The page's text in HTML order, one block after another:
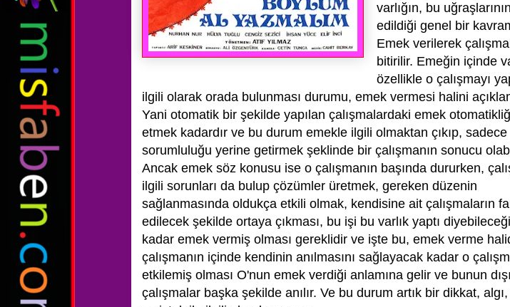
varlığın, bu
edildiği genel bir
Emek verilerek
bitirilir. Emeğin içinde
özellikle o çalışmayı
ilgili olarak orada bulunması durumu, emek vermesi halini
Yani otomatik bir şekilde yapılan çalışmalardaki emek
etmek kadardır ve bu durum emekle ilgili olmaktan çıkıp, sadece
sorumluluğu yerine getirmek şeklinde bir çalışmanın sonucu
Ancak emek söz konusu ise o çalışmanın başında dururken,
ilgili sorunları da bulup çözümler üretmek, gereken düzenin
sağlanmasında oldukça etkili olmak, kendisine ait çalışmaların
edilecek şekilde ortaya çıkması, bu işi bu varlık yaptı
kadar emek vermiş olması gereklidir ve işte bu, emek verme
çalışmanın içinde kendinin anılmasını sağlayacak kadar o
etkilemiş olması O'nun emek verdiği anlamına gelir ve bunun
çalışmalar başka şekilde anılır. Ve bu durum artık bir dikkat,